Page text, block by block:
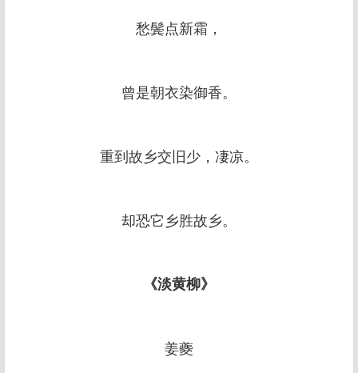
愁鬓点新霜，
曾是朝衣染御香。
重到故乡交旧少，凄凉。
却恐它乡胜故乡。
《淡黄柳》
姜夔